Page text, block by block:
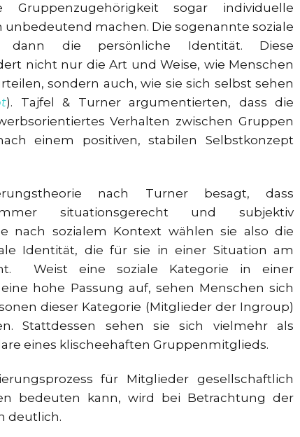
sogar individuelle
unbedeutend machen. Die sogenannte soziale
dann die persönliche Identität. Diese
nicht nur die Art und Weise, wie Menschen
sondern auch, wie sie sich selbst sehen
). Tajfel & Turner argumentierten, dass die
Verhalten zwischen Gruppen
einem positiven, stabilen Selbstkonzept
nach Turner besagt, dass
situationsgerecht und subjektiv
nach sozialem Kontext wählen sie also die
Identität, die für sie in einer Situation am
Weist eine soziale Kategorie in einer
hohe Passung auf, sehen Menschen sich
dieser Kategorie (Mitglieder der Ingroup)
Stattdessen sehen sie sich vielmehr als
eines klischeehaften Gruppenmitglieds.
für Mitglieder gesellschaftlich
bedeuten kann, wird bei Betrachtung der
deutlich.